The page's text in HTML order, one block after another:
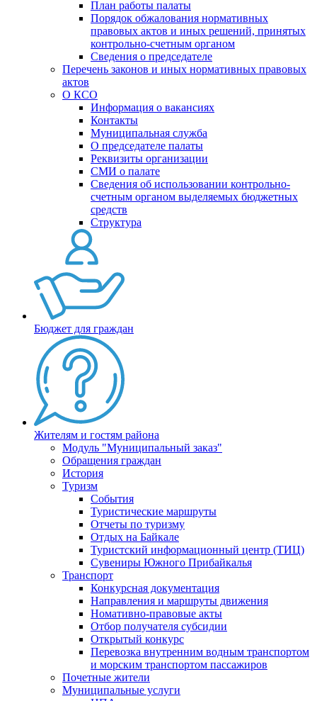
План работы палаты
Порядок обжалования нормативных
правовых актов и иных решений, принятых
контрольно-счетным органом
Сведения о председателе
Перечень законов и иных нормативных правовых
актов
О КСО
Информация о вакансиях
Контакты
Муниципальная служба
О председателе палаты
Реквизиты организации
СМИ о палате
Сведения об использовании контрольно-
счетным органом выделяемых бюджетных
средств
Структура
Бюджет для граждан
Жителям и гостям района
Модуль "Муниципальный заказ"
Обращения граждан
История
Туризм
События
Туристические маршруты
Отчеты по туризму
Отдых на Байкале
Туристский информационный центр (ТИЦ)
Сувениры Южного Прибайкалья
Транспорт
Конкурсная документация
Направления и маршруты движения
Номативно-правовые акты
Отбор получателя субсидии
Открытый конкурс
Перевозка внутренним водным транспортом
и морским транспортом пассажиров
Почетные жители
Муниципальные услуги